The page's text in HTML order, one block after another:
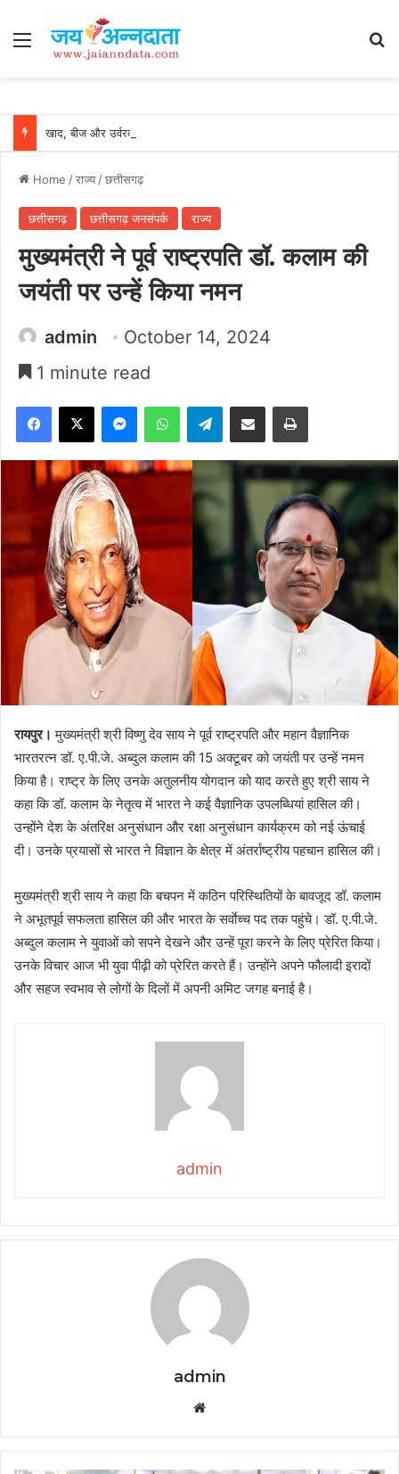
Menu
Home /राज्य/छत्तीसगढ़
छत्तीसगढ़ छत्तीसगढ़ जनसंपर्क राज्य
मुख्यमंत्री ने पूर्व राष्ट्रपति डॉ. कलाम की
जयंती पर उन्हें किया नमन
admin
October 14, 2024
1 minute read
Facebook
X MessengerWhatsAppTelegramShare via Email Print
रायपुर। मुख्यमंत्री श्री विष्णु देव साय ने पूर्व राष्ट्रपति और महान वैज्ञानिक
भारतरत्न डॉ. ए.पी.जे. अब्दुल कलाम की 15 अक्टूबर को जयंती पर उन्हें नमन
किया है। राष्ट्र के लिए उनके अतुलनीय योगदान को याद करते हुए श्री साय ने
कहा कि डॉ. कलाम के नेतृत्व में भारत ने कई वैज्ञानिक उपलब्धियां हासिल की।
उन्होंने देश के अंतरिक्ष अनुसंधान और रक्षा अनुसंधान कार्यक्रम को नई ऊंचाई
दी। उनके प्रयासों से भारत ने विज्ञान के क्षेत्र में अंतर्राष्ट्रीय पहचान हासिल की।
मुख्यमंत्री श्री साय ने कहा कि बचपन में कठिन परिस्थितियों के बावजूद डॉ. कलाम
ने अभूतपूर्व सफलता हासिल की और भारत के सर्वाेच्च पद तक पहुंचे। डॉ. ए.पी.जे.
अब्दुल कलाम ने युवाओं को सपने देखने और उन्हें पूरा करने के लिए प्रेरित किया।
उनके विचार आज भी युवा पीढ़ी को प्रेरित करते हैं। उन्होंने अपने फौलादी इरादों
और सहज स्वभाव से लोगों के दिलों में अपनी अमिट जगह बनाई है।
admin
admin